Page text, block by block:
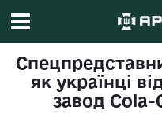
як українці
завод Cola-